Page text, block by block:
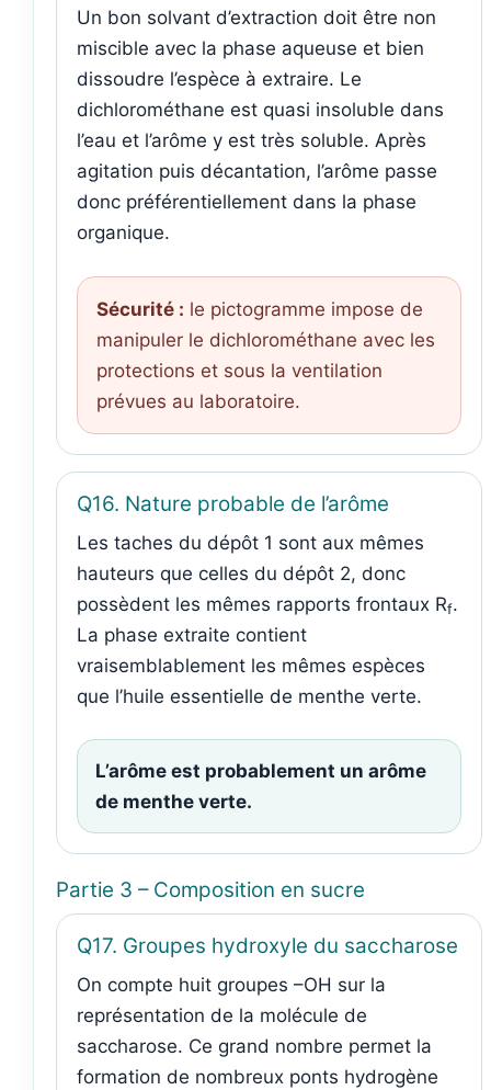
Un bon solvant d’extraction doit être non
miscible avec la phase aqueuse et bien
dissoudre l’espèce à extraire. Le
dichlorométhane est quasi insoluble dans
l’eau et l’arôme y est très soluble. Après
agitation puis décantation, l’arôme passe
donc préférentiellement dans la phase
organique.
Sécurité : le pictogramme impose de
manipuler le dichlorométhane avec les
protections et sous la ventilation
prévues au laboratoire.
Q16. Nature probable de l’arôme
Les taches du dépôt 1 sont aux mêmes
hauteurs que celles du dépôt 2, donc
possèdent les mêmes rapports frontaux Rf.
La phase extraite contient
vraisemblablement les mêmes espèces
que l’huile essentielle de menthe verte.
L’arôme est probablement un arôme
de menthe verte.
Partie 3 – Composition en sucre
Q17. Groupes hydroxyle du saccharose
On compte huit groupes –OH sur la
représentation de la molécule de
saccharose. Ce grand nombre permet la
formation de nombreux ponts hydrogène